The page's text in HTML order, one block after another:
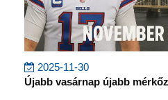
2025-11-30
Újabb vasárnap újabb